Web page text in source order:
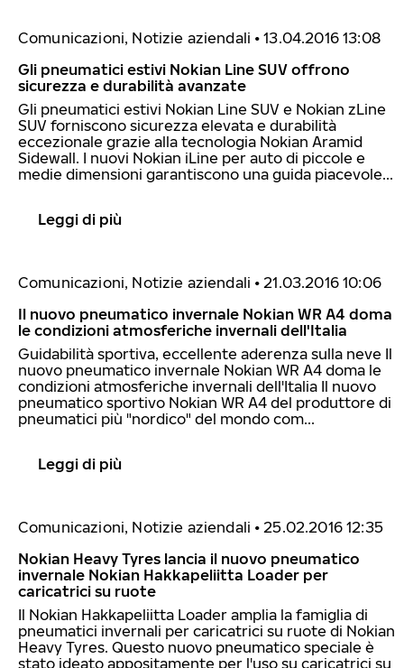
Comunicazioni, Notizie aziendali • 13.04.2016 13:08
Gli pneumatici estivi Nokian Line SUV offrono
sicurezza e durabilità avanzate
Gli pneumatici estivi Nokian Line SUV e Nokian zLine
SUV forniscono sicurezza elevata e durabilità
eccezionale grazie alla tecnologia Nokian Aramid
Sidewall. I nuovi Nokian iLine per auto di piccole e
medie dimensioni garantiscono una guida piacevole...
Leggi di più
Comunicazioni, Notizie aziendali • 21.03.2016 10:06
Il nuovo pneumatico invernale Nokian WR A4 doma
le condizioni atmosferiche invernali dell'Italia
Guidabilità sportiva, eccellente aderenza sulla neve Il
nuovo pneumatico invernale Nokian WR A4 doma le
condizioni atmosferiche invernali dell'Italia Il nuovo
pneumatico sportivo Nokian WR A4 del produttore di
pneumatici più "nordico" del mondo com...
Leggi di più
Comunicazioni, Notizie aziendali • 25.02.2016 12:35
Nokian Heavy Tyres lancia il nuovo pneumatico
invernale Nokian Hakkapeliitta Loader per
caricatrici su ruote
Il Nokian Hakkapeliitta Loader amplia la famiglia di
pneumatici invernali per caricatrici su ruote di Nokian
Heavy Tyres. Questo nuovo pneumatico speciale è
stato ideato appositamente per l'uso su caricatrici su